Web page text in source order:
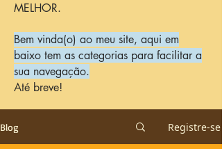
MELHOR.
Bem vinda(o) ao meu site, aqui em
baixo tem as categorias para facilitar a
sua navegação.
Até breve!
Blog Registre-se